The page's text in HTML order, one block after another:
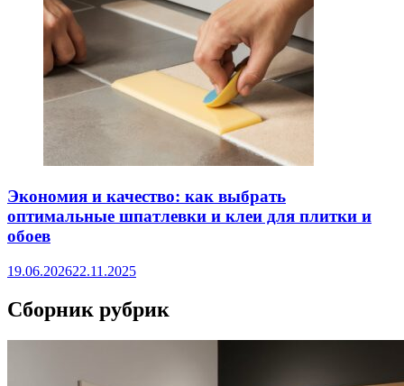
Экономия и качество: как выбрать
оптимальные шпатлевки и клеи для плитки и
обоев
19.06.202622.11.2025
Сборник рубрик